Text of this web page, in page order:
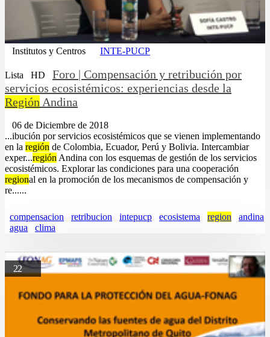
Institutos y Centros INTE-PUCP
Lista HD
Foro | Compensación y retribución por
servicios ecosistémicos: experiencias desde la
Región Andina
06 de Diciembre de 2018
...ibución por servicios ecosistémicos que se vienen implementando
en la región de Colombia, Ecuador, Perú y Bolivia. Intercambiar
exper...región Andina con los esquemas de gestión de los servicios
ecosistémicos. Explorar las condiciones para una cooperación
regional en la promoción de los mecanismos de compensación y
re......
compensacion retribucion intepucp ecosistema region
andina
agua
clima
22